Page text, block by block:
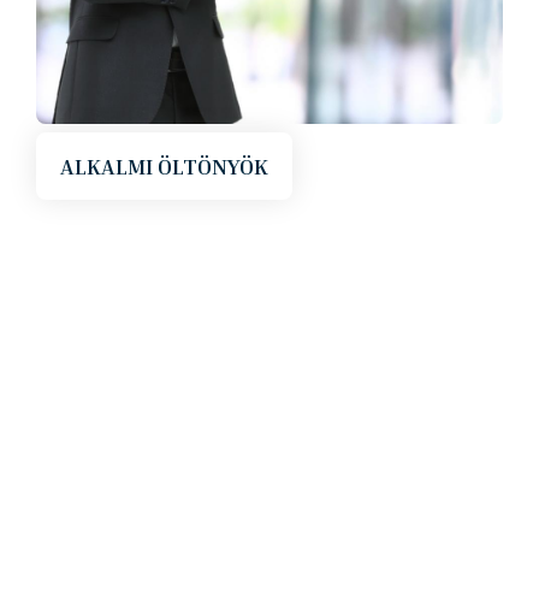
Magabiztos megjelenés, letisztult szabásvonal,
ALKALMI ÖLTÖNYÖK